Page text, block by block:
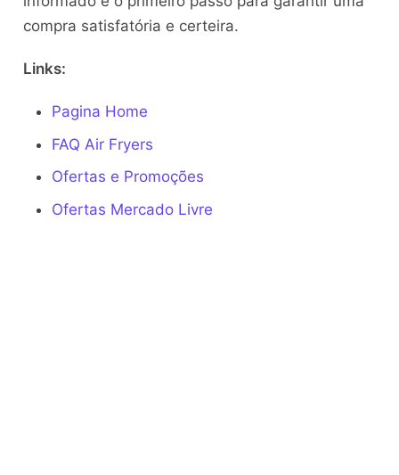
compra satisfatória e certeira.
Links:
Pagina Home
FAQ Air Fryers
Ofertas e Promoções
Ofertas Mercado Livre